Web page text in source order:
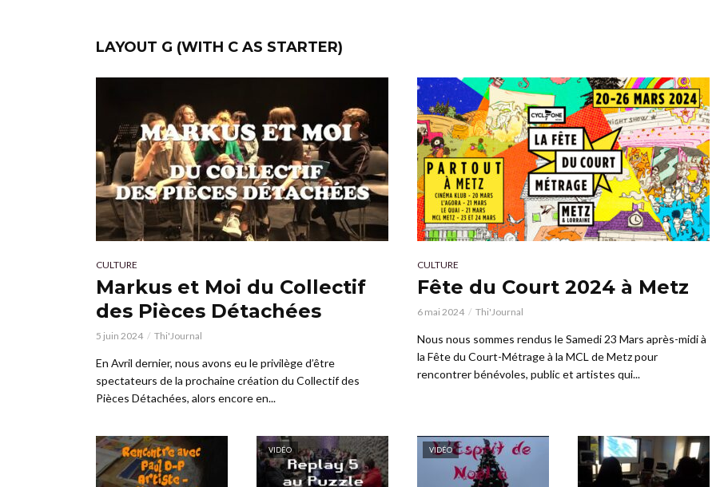
LAYOUT G (WITH C AS STARTER)
CULTURE
Markus et Moi du Collectif
des Pièces Détachées
5 juin 2024 Thi'Journal
En Avril dernier, nous avons eu le privilège d’être
spectateurs de la prochaine création du Collectif des
Pièces Détachées, alors encore en...
CULTURE
Fête du Court 2024 à Metz
6 mai 2024 Thi'Journal
Nous nous sommes rendus le Samedi 23 Mars après-midi à
la Fête du Court-Métrage à la MCL de Metz pour
rencontrer bénévoles, public et artistes qui...
VIDÉO VIDÉO